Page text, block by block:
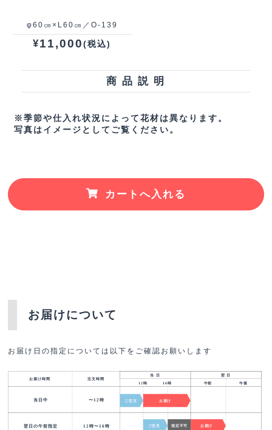
φ60㎝×L60㎝／O-139
¥11,000(税込)
商 品 説 明
※季節や仕入れ状況によって花材は異なります。
写真はイメージとしてご覧ください。
カートへ入れる
お届けについて
お届け日の指定については以下をご確認お願いします